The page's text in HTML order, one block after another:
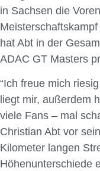
in Sachsen die
hat Abt in der
ADAC GT Masters
“Ich freue mich
liegt mir, außerdem
viele Fans – mal
Christian Abt vor
Kilometer langen
Höhenunterschiede